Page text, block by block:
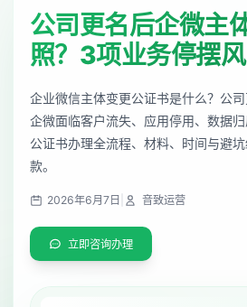
公司更名后企微主
照？3项业务停摆
企业微信主体变更公证书是什么？公
企微面临客户流失、应用停用、数据
公证书办理全流程、材料、时间与避
款。
2026年6月7日 音致运营
立即咨询办理